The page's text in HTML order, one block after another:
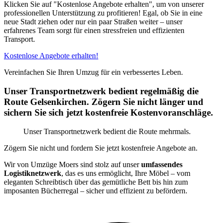
Klicken Sie auf "Kostenlose Angebote erhalten", um von unserer
professionellen Unterstützung zu profitieren! Egal, ob Sie in eine
neue Stadt ziehen oder nur ein paar Straßen weiter – unser
erfahrenes Team sorgt für einen stressfreien und effizienten
Transport.
Kostenlose Angebote erhalten!
Vereinfachen Sie Ihren Umzug für ein verbessertes Leben.
Unser Transportnetzwerk bedient regelmäßig die
Route Gelsenkirchen. Zögern Sie nicht länger und
sichern Sie sich jetzt kostenfreie Kostenvoranschläge.
Unser Transportnetzwerk bedient die Route mehrmals.
Zögern Sie nicht und fordern Sie jetzt kostenfreie Angebote an.
Wir von Umzüge Moers sind stolz auf unserumfassendes
Logistiknetzwerk, das es uns ermöglicht, Ihre Möbel – vom
eleganten Schreibtisch über das gemütliche Bett bis hin zum
imposanten Bücherregal – sicher und effizient zu befördern.